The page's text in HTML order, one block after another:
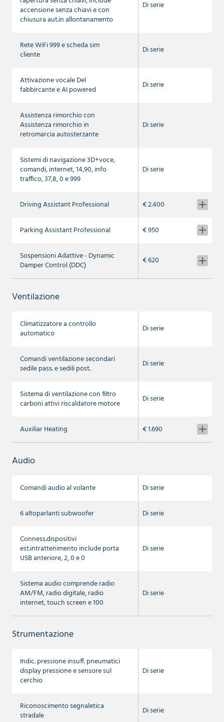
accensione senza chiavi e con
chiusura aut.in allontanamento
Di serie
Rete WiFi 999 e scheda sim
cliente
Di serie
Attivazione vocale Del
fabbircante e AI powered
Di serie
Assistenza rimorchio con
Assistenza rimorchio in
retromarcia autosterzante
Di serie
Sistemi di navigazione 3D+voce,
comandi, internet, 14,90, info
traffico, 37,8, 0 e 999
Di serie
Driving Assistant Professional € 2.400
Parking Assistant Professional € 950
Sospensioni Adattive - Dynamic
Damper Control (DDC)
€ 620
Ventilazione
Climatizzatore a controllo
automatico
Di serie
Comandi ventilazione secondari
sedile pass. e sedili post.
Di serie
Sistema di ventilazione con filtro
carboni attivi riscaldatore motore
Di serie
Auxiliar Heating € 1.690
Audio
Comandi audio al volante Di serie
6 altoparlanti subwoofer Di serie
Conness.dispositivi
est.intrattenimento include porta
USB anteriore, 2, 0 e 0
Di serie
Sistema audio comprende radio
AM/FM, radio digitale, radio
internet, touch screen e 100
Di serie
Strumentazione
Indic. pressione insuff. pneumatici
display pressione e sensore sul
cerchio
Di serie
Riconoscimento segnaletica
stradale
Di serie